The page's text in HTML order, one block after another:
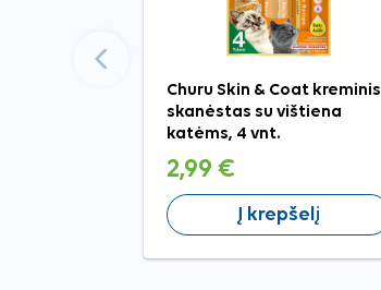
Churu Skin & Coat kreminis
skanėstas su vištiena
katėms, 4 vnt.
2,99 €
Į krepšelį